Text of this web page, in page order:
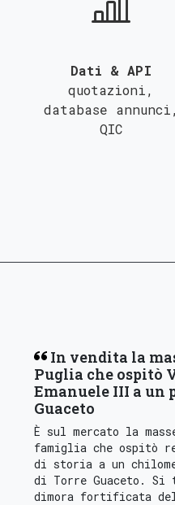
Dati & API
quotazioni,
database annunci,
QIC
In vendita la
Puglia che ospitò
Emanuele III a un
Guaceto
È sul mercato la
famiglia che ospitò
di storia a un
di Torre Guaceto. Si
dimora fortificata